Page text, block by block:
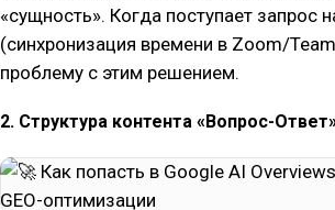
«сущность». Когда поступает запрос
(синхронизация времени в Zoom/
проблему с этим решением.
2. Структура контента «Вопрос-